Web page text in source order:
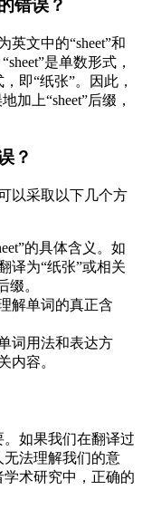
错误？
英文中的“sheet”和
是单数形式，
即“纸张”。因此，
加上“sheet”后缀，
？
以采取以下几个方
的具体含义。如
译为“纸张”或相关
缀。
解单词的真正含
词用法和表达方
内容。
如果我们在翻译过
法理解我们的意
术研究中，正确的